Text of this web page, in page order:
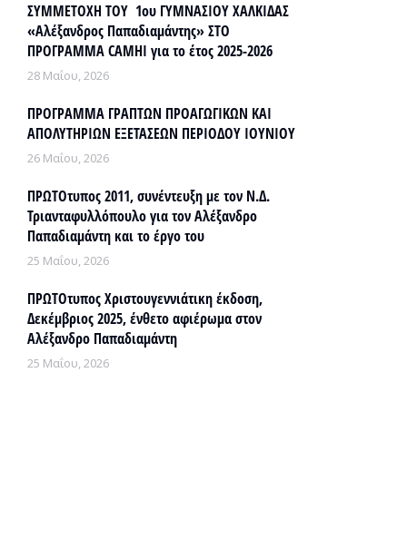
ΣΥΜΜΕΤΟΧΗ ΤΟΥ 1ου ΓΥΜΝΑΣΙΟΥ ΧΑΛΚΙΔΑΣ
«Αλέξανδρος Παπαδιαμάντης» ΣΤΟ
ΠΡΟΓΡΑΜΜΑ CAMHI για το έτος 2025-2026
28 Μαΐου, 2026
ΠΡΟΓΡΑΜΜΑ ΓΡΑΠΤΩΝ ΠΡΟΑΓΩΓΙΚΩΝ ΚΑΙ
ΑΠΟΛΥΤΗΡΙΩΝ ΕΞΕΤΑΣΕΩΝ ΠΕΡΙΟΔΟΥ ΙΟΥΝΙΟΥ
26 Μαΐου, 2026
ΠΡΩΤΟτυπος 2011, συνέντευξη με τον Ν.Δ.
Τριανταφυλλόπουλο για τον Αλέξανδρο
Παπαδιαμάντη και το έργο του
25 Μαΐου, 2026
ΠΡΩΤΟτυπος Χριστουγεννιάτικη έκδοση,
Δεκέμβριος 2025, ένθετο αφιέρωμα στον
Αλέξανδρο Παπαδιαμάντη
25 Μαΐου, 2026